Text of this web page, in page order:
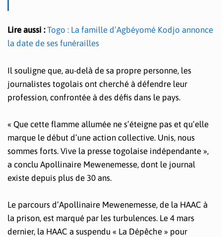
Lire aussi :Togo : La famille d’Agbéyomé Kodjo annonce
la date de ses funérailles
Il souligne que, au-delà de sa propre personne, les
journalistes togolais ont cherché à défendre leur
profession, confrontée à des défis dans le pays.
« Que cette flamme allumée ne s’éteigne pas et qu’elle
marque le début d’une action collective. Unis, nous
sommes forts. Vive la presse togolaise indépendante »,
a conclu Apollinaire Mewenemesse, dont le journal
existe depuis plus de 30 ans.
Le parcours d’Apollinaire Mewenemesse, de la HAAC à
la prison, est marqué par les turbulences. Le 4 mars
dernier, la HAAC a suspendu « La Dépêche » pour